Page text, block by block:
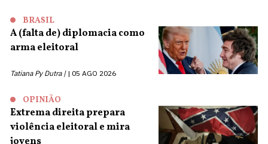
BRASIL
A (falta de) diplomacia como
arma eleitoral
Tatiana Py Dutra | 05 AGO 2026
OPINIÃO
Extrema direita prepara
violência eleitoral e mira